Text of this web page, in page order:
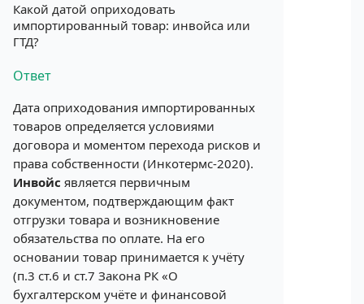
Какой датой оприходовать
импортированный товар: инвойса или
ГТД?
Ответ
Дата оприходования импортированных
товаров определяется условиями
договора и моментом перехода рисков и
права собственности (Инкотермс-2020).
Инвойс является первичным
документом, подтверждающим факт
отгрузки товара и возникновение
обязательства по оплате. На его
основании товар принимается к учёту
(п.3 ст.6 и ст.7 Закона РК «О
бухгалтерском учёте и финансовой